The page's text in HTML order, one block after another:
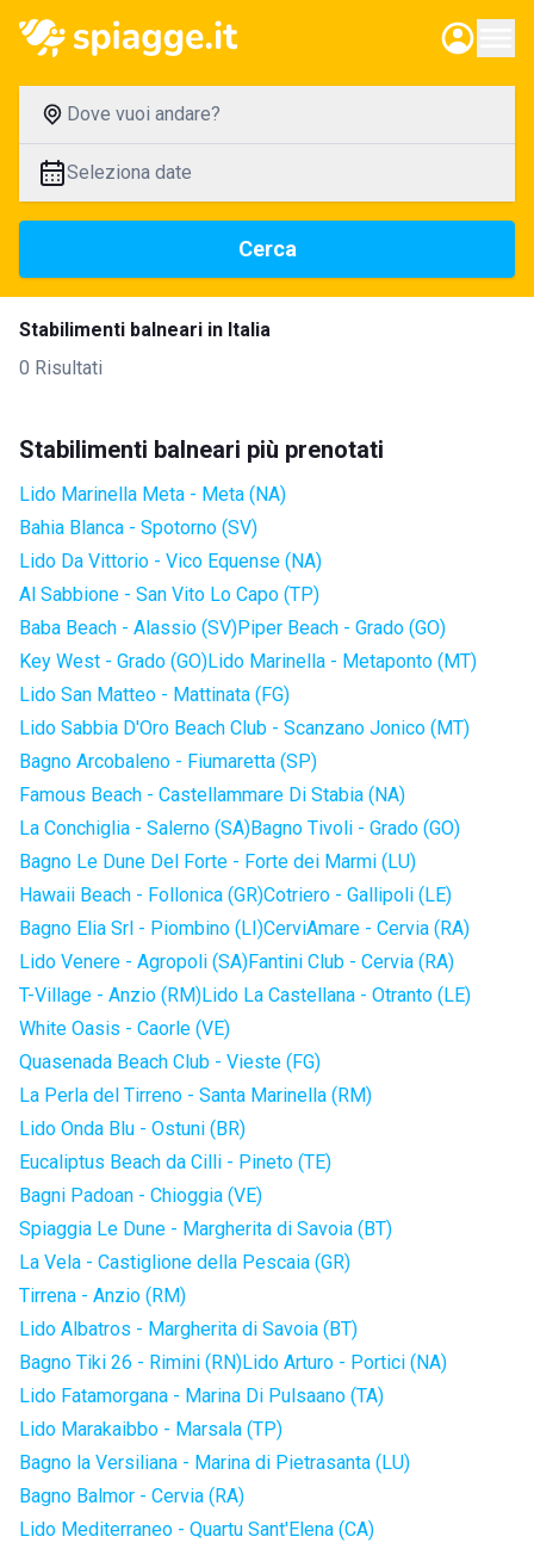
Dove vuoi andare?
Seleziona date
Cerca
Stabilimenti balneari in Italia
0 Risultati
Stabilimenti balneari più prenotati
Lido Marinella Meta - Meta (NA)
Bahia Blanca - Spotorno (SV)
Lido Da Vittorio - Vico Equense (NA)
Al Sabbione - San Vito Lo Capo (TP)
Baba Beach - Alassio (SV)Piper Beach - Grado (GO)
Key West - Grado (GO)Lido Marinella - Metaponto (MT)
Lido San Matteo - Mattinata (FG)
Lido Sabbia D'Oro Beach Club - Scanzano Jonico (MT)
Bagno Arcobaleno - Fiumaretta (SP)
Famous Beach - Castellammare Di Stabia (NA)
La Conchiglia - Salerno (SA)Bagno Tivoli - Grado (GO)
Bagno Le Dune Del Forte - Forte dei Marmi (LU)
Hawaii Beach - Follonica (GR)Cotriero - Gallipoli (LE)
Bagno Elia Srl - Piombino (LI)CerviAmare - Cervia (RA)
Lido Venere - Agropoli (SA)Fantini Club - Cervia (RA)
T-Village - Anzio (RM)Lido La Castellana - Otranto (LE)
White Oasis - Caorle (VE)
Quasenada Beach Club - Vieste (FG)
La Perla del Tirreno - Santa Marinella (RM)
Lido Onda Blu - Ostuni (BR)
Eucaliptus Beach da Cilli - Pineto (TE)
Bagni Padoan - Chioggia (VE)
Spiaggia Le Dune - Margherita di Savoia (BT)
La Vela - Castiglione della Pescaia (GR)
Tirrena - Anzio (RM)
Lido Albatros - Margherita di Savoia (BT)
Bagno Tiki 26 - Rimini (RN)Lido Arturo - Portici (NA)
Lido Fatamorgana - Marina Di Pulsaano (TA)
Lido Marakaibbo - Marsala (TP)
Bagno la Versiliana - Marina di Pietrasanta (LU)
Bagno Balmor - Cervia (RA)
Lido Mediterraneo - Quartu Sant'Elena (CA)